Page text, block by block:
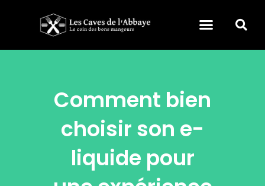
Comment bien
choisir son e-
liquide pour